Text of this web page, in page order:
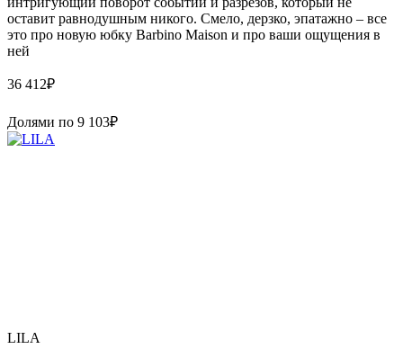
оставит равнодушным никого. Смело, дерзко, эпатажно – все
это про новую юбку Barbino Maison и про ваши ощущения в
ней
36 412₽
Долями по 9 103₽
LILA